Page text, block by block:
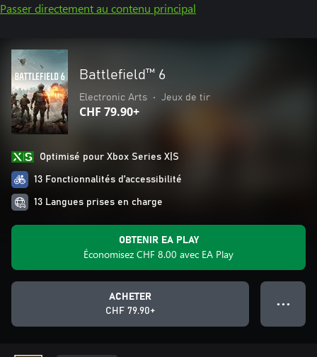
Passer directement au contenu principal
Battlefield™ 6
Electronic Arts • Jeux de tir
CHF 79.90+
Optimisé pour Xbox Series X|S
13 Fonctionnalités d’accessibilité
13 Langues prises en charge
OBTENIR EA PLAY
Économisez CHF 8.00 avec EA Play
ACHETER
CHF 79.90+
● ● ●